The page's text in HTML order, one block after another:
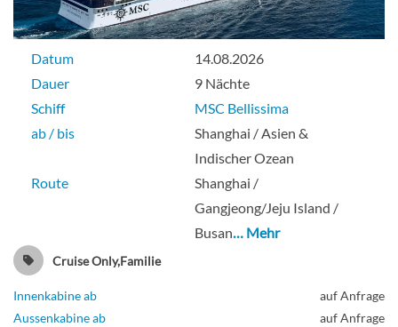
Datum
14.08.2026
Dauer
9 Nächte
Schiff
MSC Bellissima
ab / bis
Shanghai / Asien &
Indischer Ozean
Route
Shanghai /
Gangjeong/Jeju Island /
Busan… Mehr
Cruise Only,Familie
Innenkabine ab
auf Anfrage
Aussenkabine ab
auf Anfrage